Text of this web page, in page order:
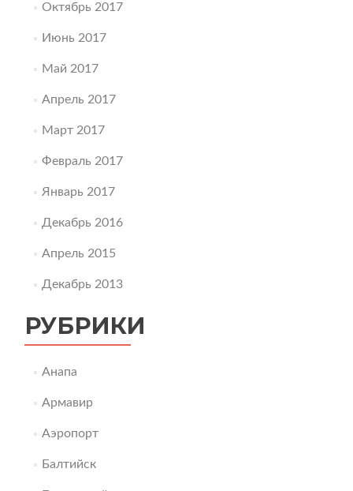
Октябрь 2017
Июнь 2017
Май 2017
Апрель 2017
Март 2017
Февраль 2017
Январь 2017
Декабрь 2016
Апрель 2015
Декабрь 2013
РУБРИКИ
Анапа
Армавир
Аэропорт
Балтийск